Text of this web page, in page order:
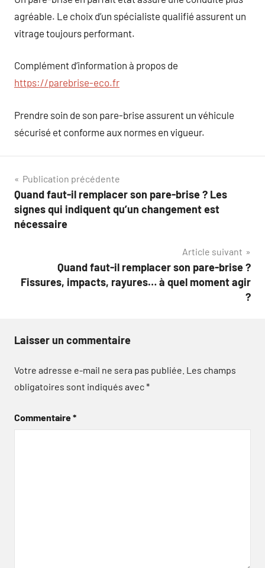
agréable. Le choix d’un spécialiste qualifié assurent un
vitrage toujours performant.
Complément d’information à propos de
https://parebrise-eco.fr
Prendre soin de son pare-brise assurent un véhicule
sécurisé et conforme aux normes en vigueur.
Navigation
de
l’article
Publication précédente
Quand faut-il remplacer son pare-brise ? Les
signes qui indiquent qu’un changement est
nécessaire
Article suivant
Quand faut-il remplacer son pare-brise ?
Fissures, impacts, rayures… à quel moment agir
?
Laisser un commentaire
Votre adresse e-mail ne sera pas publiée. Les champs
obligatoires sont indiqués avec*
Commentaire*